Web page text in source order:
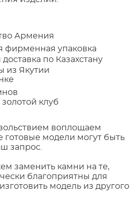
Армения
фирменная упаковка
по Казахстану
из Якутии
клуб
воплощаем
готовые модели могут быть
запрос.
заменить камни на те,
благоприятны для
модель из другого